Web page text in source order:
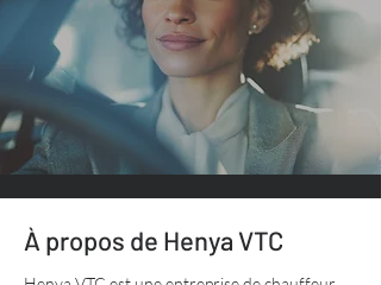
À propos de Henya VTC